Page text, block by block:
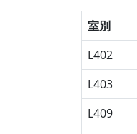
室別
L402
L403
L409